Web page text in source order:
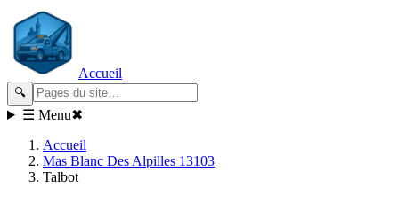
Accueil
🔍
☰ Menu✖
Accueil
Mas Blanc Des Alpilles 13103
Talbot